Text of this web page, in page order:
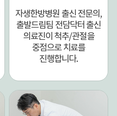
자생한방병원 출신 전문의,
출발드림팀 전담닥터 출신
의료진이 척추/관절을
중점으로 치료를
진행합니다.